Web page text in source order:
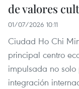
de valores
01/07/2026 10:11
Ciudad Ho Chi
principal centro
impulsada no solo
integración